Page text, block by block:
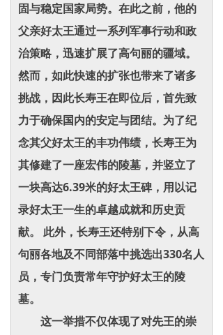
固与稳定国家局势。在此之前，他的
父亲好太王通过一系列军事行动和政
治策略，迅速扩展了高句丽的疆域。
然而，如此快速的扩张也带来了诸多
挑战，因此长寿王在即位后，首先致
力于确保国内的安定与团结。为了纪
念其父好太王的丰功伟绩，长寿王为
其修建了一座宏伟的陵墓，并竖立了
一块高达6.39米的好太王碑，用以记
录好太王一生的卓越成就和历史贡
献。 此外，长寿王还特别下令，从高
句丽各地及不同部落中挑选出330名人
员，专门负责常年守护好太王的陵
墓。
这一举措不仅体现了对先王的崇